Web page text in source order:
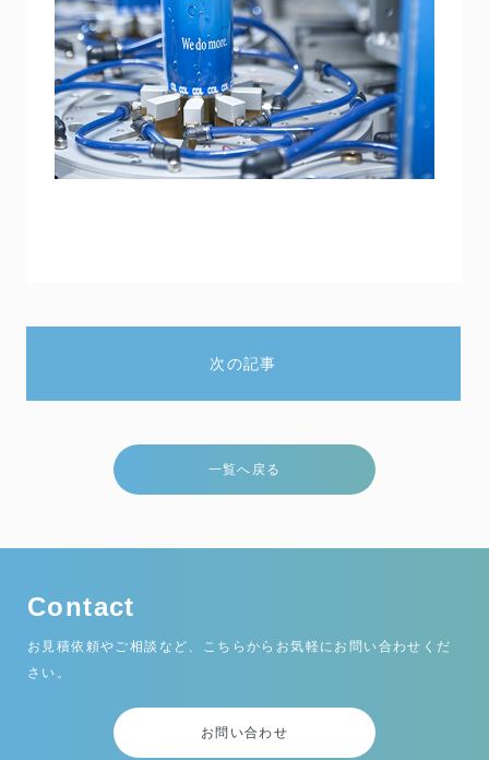
次の記事
一覧へ戻る
Contact
お見積依頼やご相談など、こちらからお気軽にお問い合わせくだ
さい。
お問い合わせ